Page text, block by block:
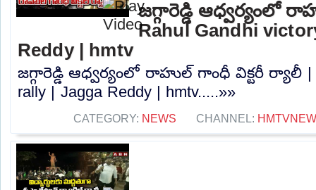
జగ్గారెడ్డి ఆధ్వర్యంలో
Rahul Gandhi
Reddy | hmtv
జగ్గారెడ్డి ఆధ్వర్యంలో రాహుల్ గాంధీ విక్టరీ ర్యాలీ |
rally | Jagga Reddy | hmtv.....»»
CATEGORY: NEWS CHANNEL: